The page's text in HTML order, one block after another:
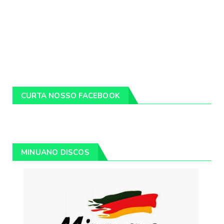
CURTA NOSSO FACEBOOK
MINUANO DISCOS